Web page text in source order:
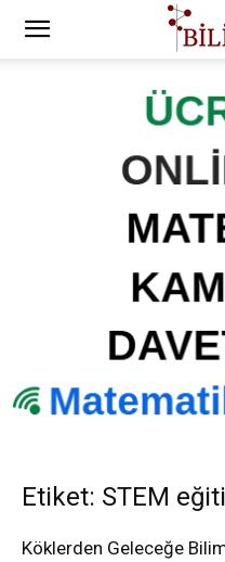
Etiket: STEM
Köklerden Geleceğe